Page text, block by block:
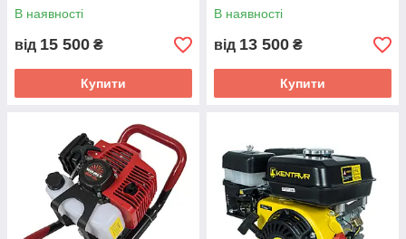
В наявності
від 15 500 ₴
Купити
В наявності
від 13 500 ₴
Купити